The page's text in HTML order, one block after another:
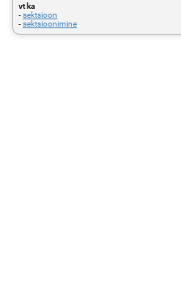
vt ka
-sektsioon
-sektsioonimine